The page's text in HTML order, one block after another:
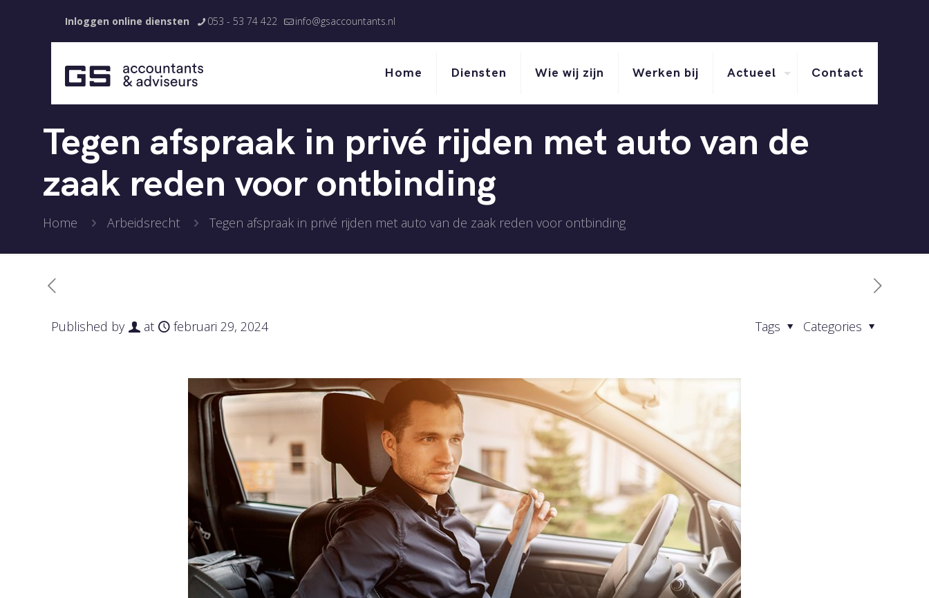
Inloggen online diensten 053 - 53 74 422 info@gsaccountants.nl
Home Diensten Wie wij zijn Werken bij Actueel Contact
Tegen afspraak in privé rijden met auto van de
zaak reden voor ontbinding
Home Arbeidsrecht Tegen afspraak in privé rijden met auto van de zaak reden voor ontbinding
Published by at februari 29, 2024 Categories
Tags